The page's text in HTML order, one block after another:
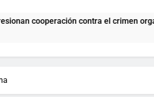
cooperación contra el crimen organizado